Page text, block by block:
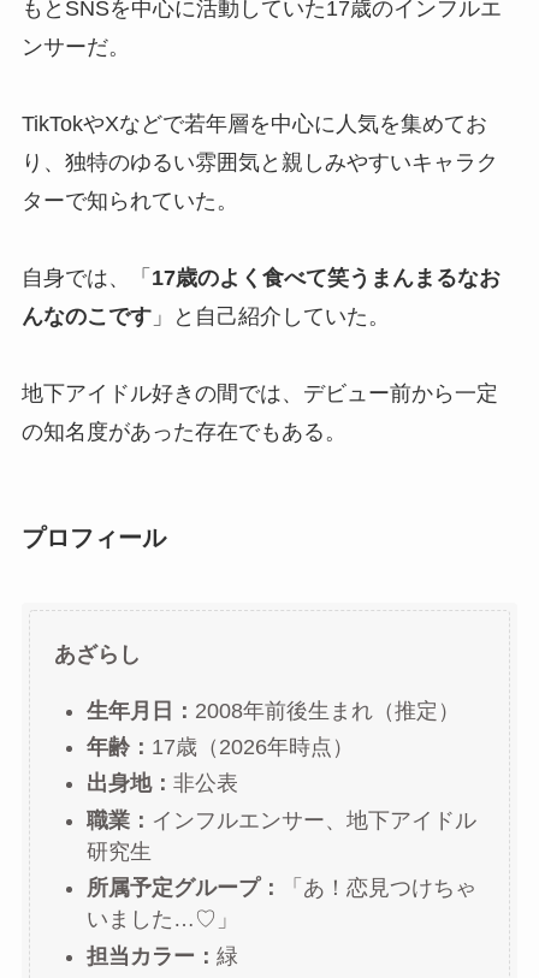
もとSNSを中心に活動していた17歳のインフルエ
ンサーだ。
TikTokやXなどで若年層を中心に人気を集めてお
り、独特のゆるい雰囲気と親しみやすいキャラク
ターで知られていた。
自身では、「 17歳のよく食べて笑うまんまるなお
んなのこです」と自己紹介していた。
地下アイドル好きの間では、デビュー前から一定
の知名度があった存在でもある。
プロフィール
あざらし
生年月日： 2008年前後生まれ（推定）
年齢： 17歳（2026年時点）
出身地： 非公表
職業： インフルエンサー、地下アイドル
研究生
所属予定グループ：
「あ！恋見つけちゃ
いました…♡」
担当カラー： 緑